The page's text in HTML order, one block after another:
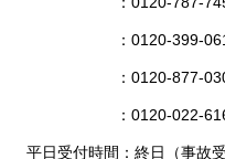
：0120-399-
：0120-877-
：0120-022-
平日受付時間：終日（事故受